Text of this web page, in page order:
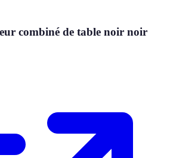
combiné de table noir noir